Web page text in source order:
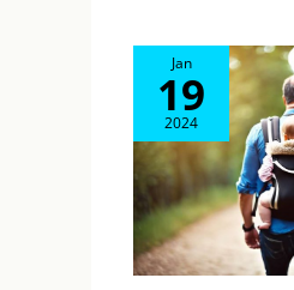
Jan
19
2024